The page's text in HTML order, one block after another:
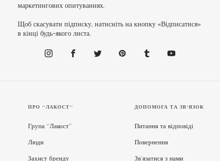
маркетингових опитуваннях.
Щоб скасувати підписку, натисніть на кнопку «Відписатися»
в кінці будь-якого листа.
ПРО “ЛАКОСТ”
Група “Лакост”
Люди
Захист бренду
ДОПОМОГА ТА ЗВ'ЯЗОК
Питання та відповіді
Повернення
Зв’язатися з нами